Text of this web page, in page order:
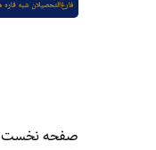
صفحه نخست